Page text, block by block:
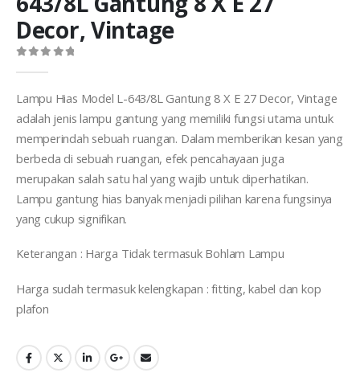
Decor, Vintage
Lampu Hias Model L-643/8L Gantung 8 X E 27 Decor, Vintage
adalah jenis lampu gantung yang memiliki fungsi utama untuk
memperindah sebuah ruangan. Dalam memberikan kesan yang
berbeda di sebuah ruangan, efek pencahayaan juga
merupakan salah satu hal yang wajib untuk diperhatikan.
Lampu gantung hias banyak menjadi pilihan karena fungsinya
yang cukup signifikan.
Keterangan : Harga Tidak termasuk Bohlam Lampu
Harga sudah termasuk kelengkapan : fitting, kabel dan kop
plafon